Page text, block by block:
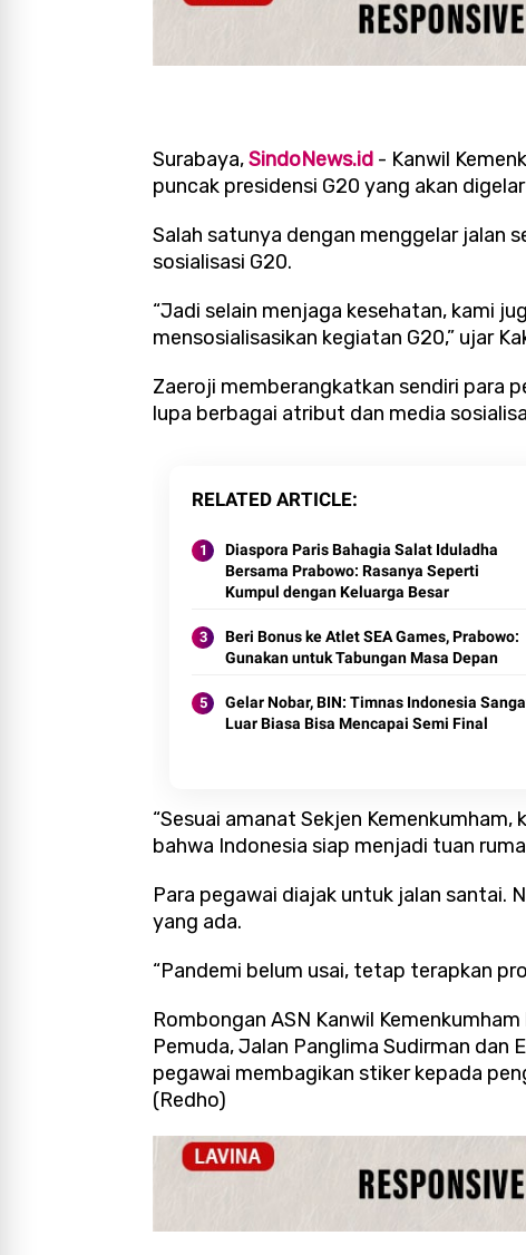
Surabaya,SindoNews.id - Kanwil
puncak presidensi G20 yang akan
Salah satunya dengan menggelar jalan
sosialisasi G20.
“Jadi selain menjaga kesehatan, kami
mensosialisasikan kegiatan G20,” ujar
Zaeroji memberangkatkan sendiri para
lupa berbagai atribut dan media
RELATED ARTICLE
Diaspora Paris Bahagia Salat Iduladha
Bersama Prabowo: Rasanya Seperti
Kumpul dengan Keluarga Besar
Beri Bonus ke Atlet SEA Games, Prabowo:
Gunakan untuk Tabungan Masa Depan
Gelar Nobar, BIN: Timnas Indonesia
Luar Biasa Bisa Mencapai Semi Final
“Sesuai amanat Sekjen
bahwa Indonesia siap menjadi tuan
Para pegawai diajak untuk jalan santai.
yang ada.
“Pandemi belum usai, tetap terapkan
Rombongan ASN Kanwil
Pemuda, Jalan Panglima Sudirman dan
pegawai membagikan stiker kepada
(Redho)